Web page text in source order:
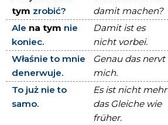
tym zrobić?
damit machen?
Ale na tym nie
koniec.
Damit ist es
nicht vorbei.
Właśnie to mnie
denerwuje.
Genau das nervt
mich.
To już nie to
samo.
Es ist nicht mehr
das Gleiche wie
früher.